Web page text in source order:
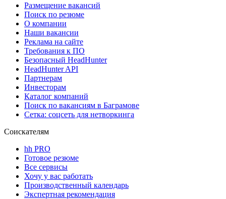
Размещение вакансий
Поиск по резюме
О компании
Наши вакансии
Реклама на сайте
Требования к ПО
Безопасный HeadHunter
HeadHunter API
Партнерам
Инвесторам
Каталог компаний
Поиск по вакансиям в Баграмове
Сетка: соцсеть для нетворкинга
Соискателям
hh PRO
Готовое резюме
Все сервисы
Хочу у вас работать
Производственный календарь
Экспертная рекомендация